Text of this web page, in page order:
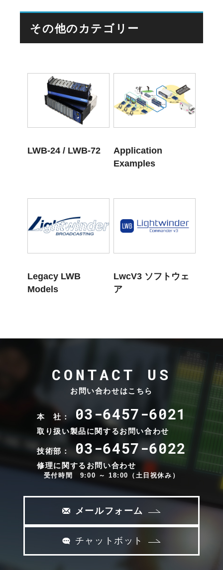
その他のカテゴリー
LWB-24 / LWB-72
Application
Examples
Legacy LWB
Models
LwcV3 ソフトウェ
ア
CONTACT US
お問い合わせはこちら
本 社： 03-6457-6021
取り扱い製品に関するお問い合わせ
技術部： 03-6457-6022
修理に関するお問い合わせ
受付時間 9:00 ～ 18:00（土日祝休み）
メールフォーム
チャットボット